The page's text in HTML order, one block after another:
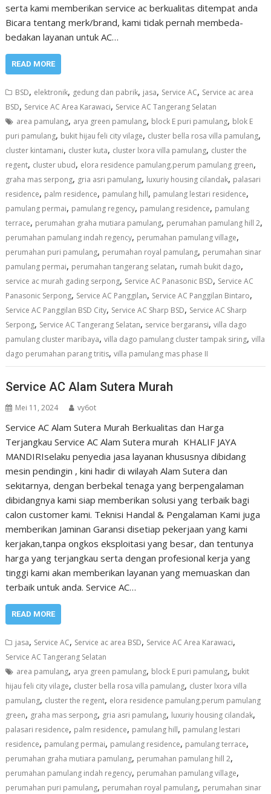
serta kami memberikan service ac berkualitas ditempat anda
Bicara tentang merk/brand, kami tidak pernah membeda-
bedakan layanan untuk AC…
READ MORE
BSD, elektronik, gedung dan pabrik, jasa, Service AC, Service ac area
BSD, Service AC Area Karawaci, Service AC Tangerang Selatan
area pamulang, arya green pamulang, block E puri pamulang, blok E
puri pamulang, bukit hijau feli city vilage, cluster bella rosa villa pamulang,
cluster kintamani, cluster kuta, cluster lxora villa pamulang, cluster the
regent, cluster ubud, elora residence pamulang.perum pamulang green,
graha mas serpong, gria asri pamulang, luxuriy housing cilandak, palasari
residence, palm residence, pamulang hill, pamulang lestari residence,
pamulang permai, pamulang regency, pamulang residence, pamulang
terrace, perumahan graha mutiara pamulang, perumahan pamulang hill 2,
perumahan pamulang indah regency, perumahan pamulang village,
perumahan puri pamulang, perumahan royal pamulang, perumahan sinar
pamulang permai, perumahan tangerang selatan, rumah bukit dago,
service ac murah gading serpong, Service AC Panasonic BSD, Service AC
Panasonic Serpong, Service AC Panggilan, Service AC Panggilan Bintaro,
Service AC Panggilan BSD City, Service AC Sharp BSD, Service AC Sharp
Serpong, Service AC Tangerang Selatan, service bergaransi,villa dago
pamulang cluster maribaya,villa dago pamulang cluster tampak siring,villa
dago perumahan parang tritis,villa pamulang mas phase II
Service AC Alam Sutera Murah
Mei 11, 2024 vy6ot
Service AC Alam Sutera Murah Berkualitas dan Harga
Terjangkau Service AC Alam Sutera murah KHALIF JAYA
MANDIRIselaku penyedia jasa layanan khususnya dibidang
mesin pendingin , kini hadir di wilayah Alam Sutera dan
sekitarnya, dengan berbekal tenaga yang berpengalaman
dibidangnya kami siap memberikan solusi yang terbaik bagi
calon customer kami. Teknisi Handal & Pengalaman Kami juga
memberikan Jaminan Garansi disetiap pekerjaan yang kami
kerjakan,tanpa ongkos eksploitasi yang besar, dan tentunya
harga yang terjangkau serta dengan profesional kerja yang
tinggi kami akan memberikan layanan yang memuaskan dan
terbaik untuk anda. Service AC…
READ MORE
jasa, Service AC, Service ac area BSD, Service AC Area Karawaci,
Service AC Tangerang Selatan
area pamulang, arya green pamulang, block E puri pamulang, bukit
hijau feli city vilage, cluster bella rosa villa pamulang, cluster lxora villa
pamulang, cluster the regent, elora residence pamulang.perum pamulang
green, graha mas serpong, gria asri pamulang, luxuriy housing cilandak,
palasari residence, palm residence, pamulang hill, pamulang lestari
residence, pamulang permai, pamulang residence, pamulang terrace,
perumahan graha mutiara pamulang, perumahan pamulang hill 2,
perumahan pamulang indah regency, perumahan pamulang village,
perumahan puri pamulang, perumahan royal pamulang, perumahan sinar